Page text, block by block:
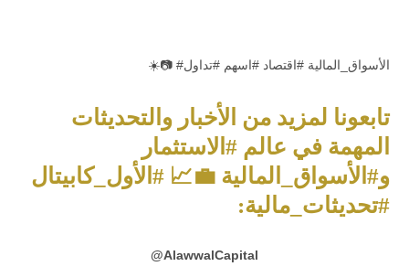
☀️📷 #الأسواق_المالية #اقتصاد #اسهم #تداول
تابعونا لمزيد من الأخبار والتحديثات
المهمة في عالم #الاستثمار
و#الأسواق_المالية 💼📈 #الأول_كابيتال
#تحديثات_مالية:
AlawwalCapital
@